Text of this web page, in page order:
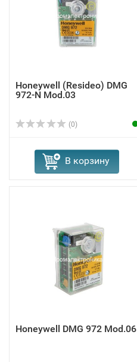
Honeywell (Resideo) DMG
972-N Mod.03
(0)
В корзину
Honeywell DMG 972 Mod.06